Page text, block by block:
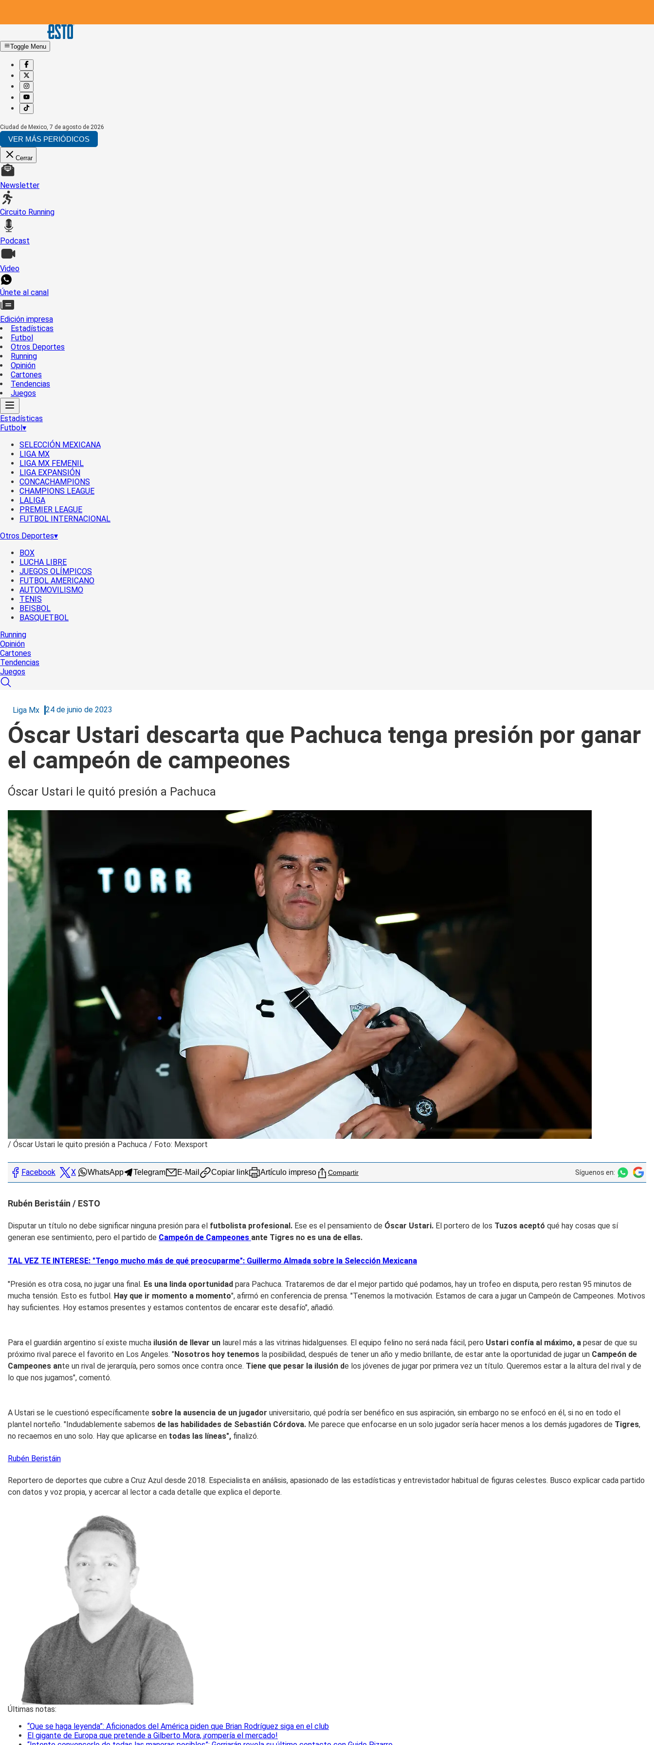
Toggle Menu
Ciudad de Mexico, 7 de agosto de 2026
VER MÁS PERIÓDICOS
Cerrar
Newsletter
Circuito Running
Podcast
Video
Únete al canal
Edición impresa
Estadísticas
Futbol
Otros Deportes
Running
Opinión
Cartones
Tendencias
Juegos
Estadísticas
Futbol▾
SELECCIÓN MEXICANA
LIGA MX
LIGA MX FEMENIL
LIGA EXPANSIÓN
CONCACHAMPIONS
CHAMPIONS LEAGUE
LALIGA
PREMIER LEAGUE
FUTBOL INTERNACIONAL
Otros Deportes▾
BOX
LUCHA LIBRE
JUEGOS OLÍMPICOS
FUTBOL AMERICANO
AUTOMOVILISMO
TENIS
BEISBOL
BASQUETBOL
Running
Opinión
Cartones
Tendencias
Juegos
Liga Mx 24 de junio de 2023
Óscar Ustari descarta que Pachuca tenga presión por ganar
el campeón de campeones
Óscar Ustari le quitó presión a Pachuca
/ Óscar Ustari le quito presión a Pachuca / Foto: Mexsport
Facebook X WhatsApp Telegram E-Mail Copiar link Artículo impreso Compartir Síguenos en:
Rubén Beristáin / ESTO
Disputar un título no debe significar ninguna presión para el futbolista profesional. Ese es el pensamiento de Óscar Ustari. El portero de los Tuzos aceptó qué hay cosas que sí
generan ese sentimiento, pero el partido de Campeón de Campeones ante Tigres no es una de ellas.
TAL VEZ TE INTERESE: "Tengo mucho más de qué preocuparme": Guillermo Almada sobre la Selección Mexicana
"Presión es otra cosa, no jugar una final. Es una linda oportunidad para Pachuca. Trataremos de dar el mejor partido qué podamos, hay un trofeo en disputa, pero restan 95 minutos de
mucha tensión. Esto es futbol. Hay que ir momento a momento", afirmó en conferencia de prensa. "Tenemos la motivación. Estamos de cara a jugar un Campeón de Campeones. Motivos
hay suficientes. Hoy estamos presentes y estamos contentos de encarar este desafío", añadió.
Para el guardián argentino sí existe mucha ilusión de llevar un laurel más a las vitrinas hidalguenses. El equipo felino no será nada fácil, pero Ustari confía al máximo, a pesar de que su
próximo rival parece el favorito en Los Angeles. "Nosotros hoy tenemos la posibilidad, después de tener un año y medio brillante, de estar ante la oportunidad de jugar un Campeón de
Campeones ante un rival de jerarquía, pero somos once contra once. Tiene que pesar la ilusión de los jóvenes de jugar por primera vez un título. Queremos estar a la altura del rival y de
lo que nos jugamos", comentó.
A Ustari se le cuestionó específicamente sobre la ausencia de un jugador universitario, qué podría ser benéfico en sus aspiración, sin embargo no se enfocó en él, si no en todo el
plantel norteño. "Indudablemente sabemos de las habilidades de Sebastián Córdova. Me parece que enfocarse en un solo jugador sería hacer menos a los demás jugadores de Tigres,
no recaemos en uno solo. Hay que aplicarse en todas las líneas", finalizó.
Rubén Beristáin
Reportero de deportes que cubre a Cruz Azul desde 2018. Especialista en análisis, apasionado de las estadísticas y entrevistador habitual de figuras celestes. Busco explicar cada partido
con datos y voz propia, y acercar al lector a cada detalle que explica el deporte.
Últimas notas:
“Que se haga leyenda”: Aficionados del América piden que Brian Rodríguez siga en el club
El gigante de Europa que pretende a Gilberto Mora, ¡rompería el mercado!